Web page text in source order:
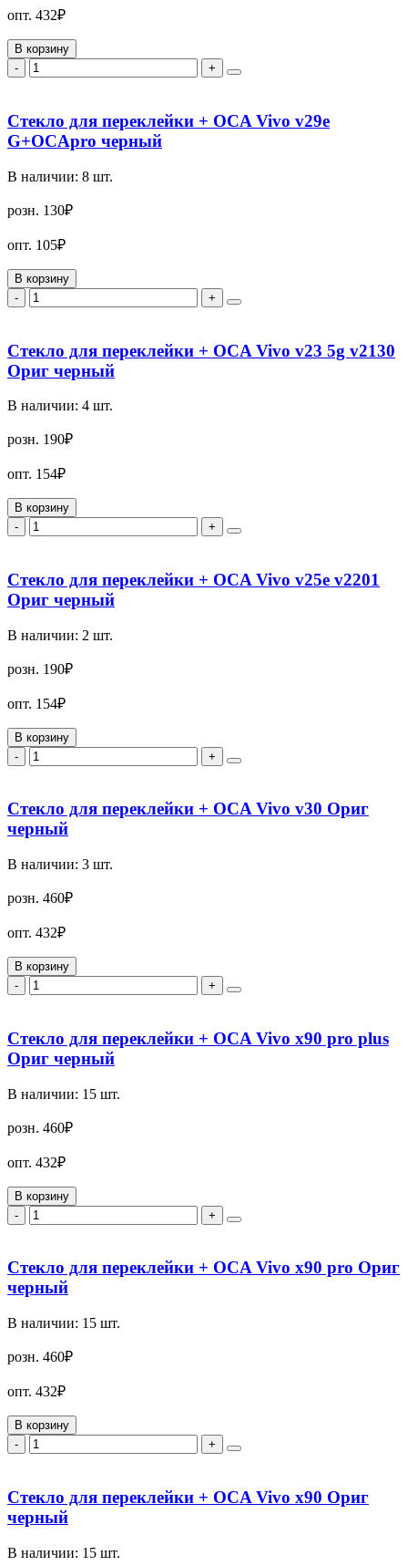
опт. 432₽
В корзину
-
+
Стекло для переклейки + OCA Vivo v29e
G+OCApro черный
В наличии: 8 шт.
розн. 130₽
опт. 105₽
В корзину
-
+
Стекло для переклейки + OCA Vivo v23 5g v2130
Ориг черный
В наличии: 4 шт.
розн. 190₽
опт. 154₽
В корзину
-
+
Стекло для переклейки + OCA Vivo v25e v2201
Ориг черный
В наличии: 2 шт.
розн. 190₽
опт. 154₽
В корзину
-
+
Стекло для переклейки + OCA Vivo v30 Ориг
черный
В наличии: 3 шт.
розн. 460₽
опт. 432₽
В корзину
-
+
Стекло для переклейки + OCA Vivo x90 pro plus
Ориг черный
В наличии: 15 шт.
розн. 460₽
опт. 432₽
В корзину
-
+
Стекло для переклейки + OCA Vivo x90 pro Ориг
черный
В наличии: 15 шт.
розн. 460₽
опт. 432₽
В корзину
-
+
Стекло для переклейки + OCA Vivo x90 Ориг
черный
В наличии: 15 шт.